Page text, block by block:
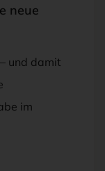
neue
und damit
im